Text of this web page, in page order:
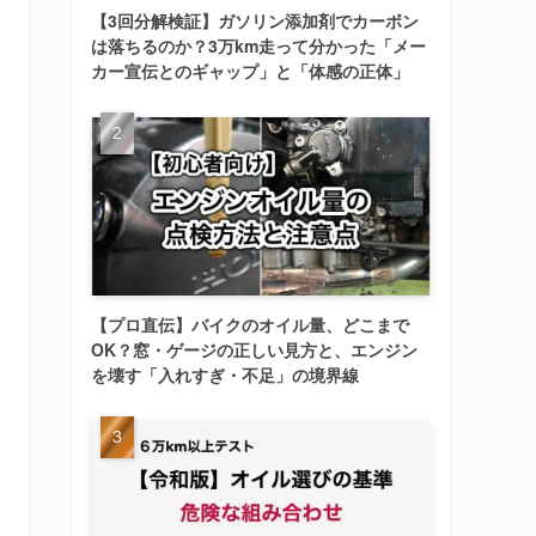
【3回分解検証】ガソリン添加剤でカーボン
は落ちるのか？3万km走って分かった「メー
カー宣伝とのギャップ」と「体感の正体」
【プロ直伝】バイクのオイル量、どこまで
OK？窓・ゲージの正しい見方と、エンジン
を壊す「入れすぎ・不足」の境界線